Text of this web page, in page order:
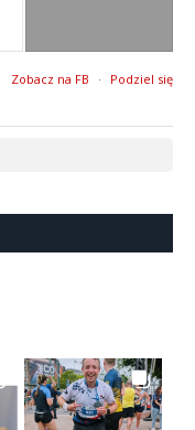
Zobacz na FB · Podziel się